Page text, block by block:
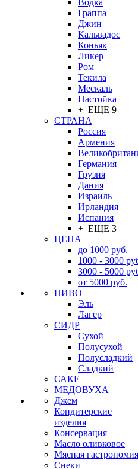
Водка
Граппа
Джин
Кальвадос
Коньяк
Ликер
Ром
Текила
Мескаль
Настойка
+ ЕЩЕ 9
СТРАНА
Россия
Армения
Германия
Грузия
Дания
Израиль
Ирландия
Испания
+ ЕЩЕ 3
ЦЕНА
до 1000 руб.
1000 - 3000
3000 - 5000
от 5000 руб.
ПИВО
Эль
Лагер
СИДР
Сухой
Полусухой
Полусладкий
Сладкий
САКЕ
МЕДОВУХА
Джем
Кондитерские
изделия
Консервация
Масло оливковое
Мясная гастрономия
Снеки